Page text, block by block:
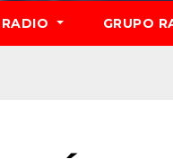
RADIO GRUPO